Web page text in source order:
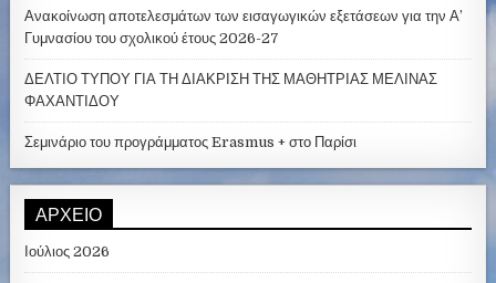
Ανακοίνωση αποτελεσμάτων των εισαγωγικών εξετάσεων για την Α’
Γυμνασίου του σχολικού έτους 2026-27
ΔΕΛΤΙΟ ΤΥΠΟΥ ΓΙΑ ΤΗ ΔΙΑΚΡΙΣΗ ΤΗΣ ΜΑΘΗΤΡΙΑΣ ΜΕΛΙΝΑΣ
ΦΑΧΑΝΤΙΔΟΥ
Σεμινάριο του προγράμματος Erasmus + στο Παρίσι
ΑΡΧΕΊΟ
Ιούλιος 2026